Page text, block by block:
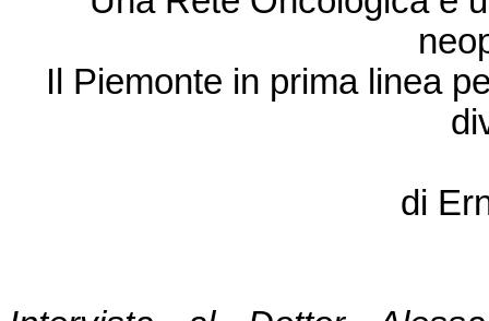
Il Piemonte in prima linea
di